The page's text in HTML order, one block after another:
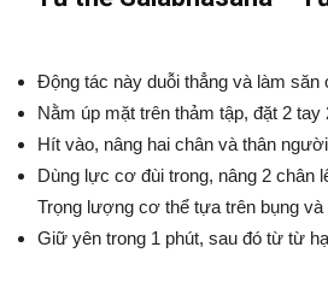
Động tác này duỗi thẳng và làm săn
Nằm úp mặt trên thảm tập, đặt 2 tay
Hít vào, nâng hai chân và thân
Dùng lực cơ đùi trong, nâng 2 chân
Trọng lượng cơ thể tựa trên bụng
Giữ yên trong 1 phút, sau đó từ từ